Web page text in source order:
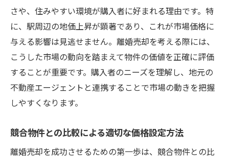
さや、住みやすい環境が購入者に好まれる理由です。特
に、駅周辺の地価上昇が顕著であり、これが市場価格に
与える影響は見逃せません。離婚売却を考える際には、
こうした市場の動向を踏まえて物件の価値を正確に評価
することが重要です。購入者のニーズを理解し、地元の
不動産エージェントと連携することで市場の動きを把握
しやすくなります。
競合物件との比較による適切な価格設定方法
離婚売却を成功させるための第一歩は、競合物件との比